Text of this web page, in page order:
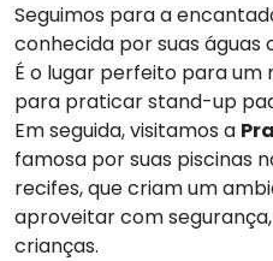
Seguimos para a
conhecida por suas águas
É o lugar perfeito para
para praticar stand-up
Em seguida, visitamos a
famosa por suas piscinas
recifes, que criam um
aproveitar com
crianças.